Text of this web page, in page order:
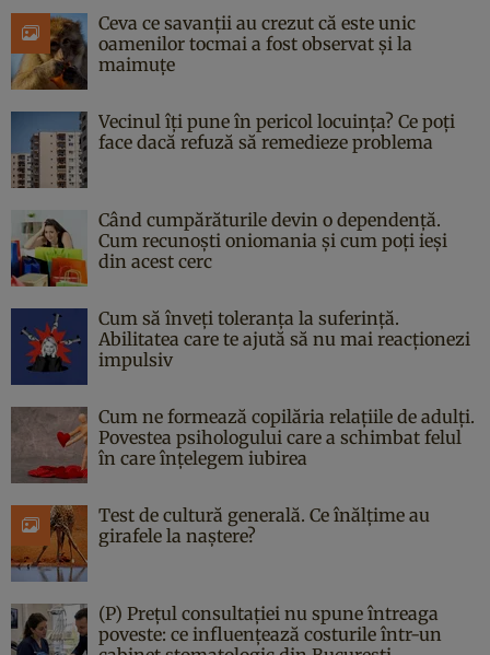
Ceva ce savanții au crezut că este unic
oamenilor tocmai a fost observat și la
maimuțe
Vecinul îți pune în pericol locuința? Ce poți
face dacă refuză să remedieze problema
Când cumpărăturile devin o dependență.
Cum recunoști oniomania și cum poți ieși
din acest cerc
Cum să înveți toleranța la suferință.
Abilitatea care te ajută să nu mai reacționezi
impulsiv
Cum ne formează copilăria relațiile de adulți.
Povestea psihologului care a schimbat felul
în care înțelegem iubirea
Test de cultură generală. Ce înălțime au
girafele la naștere?
(P) Prețul consultației nu spune întreaga
poveste: ce influențează costurile într-un